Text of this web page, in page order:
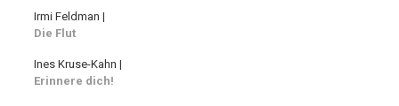
Irmi Feldman |
Die Flut
Ines Kruse-Kahn |
Erinnere dich!